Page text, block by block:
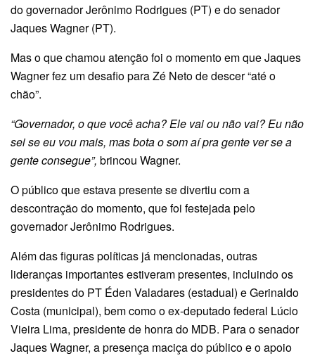
do governador Jerônimo Rodrigues (PT) e do senador
Jaques Wagner (PT).
Mas o que chamou atenção foi o momento em que Jaques
Wagner fez um desafio para Zé Neto de descer “até o
chão”.
“Governador, o que você acha? Ele vai ou não vai? Eu não
sei se eu vou mais, mas bota o som aí pra gente ver se a
gente consegue”, brincou Wagner.
O público que estava presente se divertiu com a
descontração do momento, que foi festejada pelo
governador Jerônimo Rodrigues.
Além das figuras políticas já mencionadas, outras
lideranças importantes estiveram presentes, incluindo os
presidentes do PT Éden Valadares (estadual) e Gerinaldo
Costa (municipal), bem como o ex-deputado federal Lúcio
Vieira Lima, presidente de honra do MDB. Para o senador
Jaques Wagner, a presença maciça do público e o apoio